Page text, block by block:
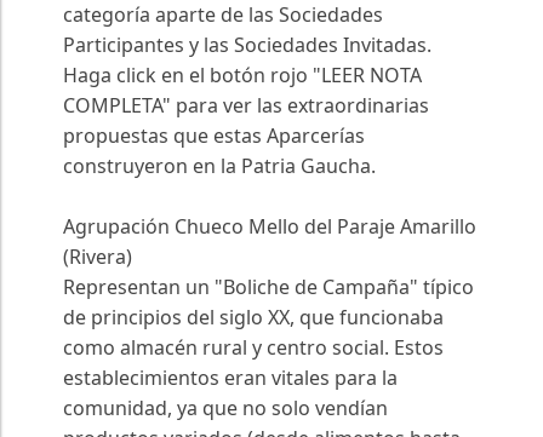
categoría aparte de las Sociedades
Participantes y las Sociedades Invitadas.
Haga click en el botón rojo "LEER NOTA
COMPLETA" para ver las extraordinarias
propuestas que estas Aparcerías
construyeron en la Patria Gaucha.
Agrupación Chueco Mello del Paraje Amarillo
(Rivera)
Representan un "Boliche de Campaña" típico
de principios del siglo XX, que funcionaba
como almacén rural y centro social. Estos
establecimientos eran vitales para la
comunidad, ya que no solo vendían